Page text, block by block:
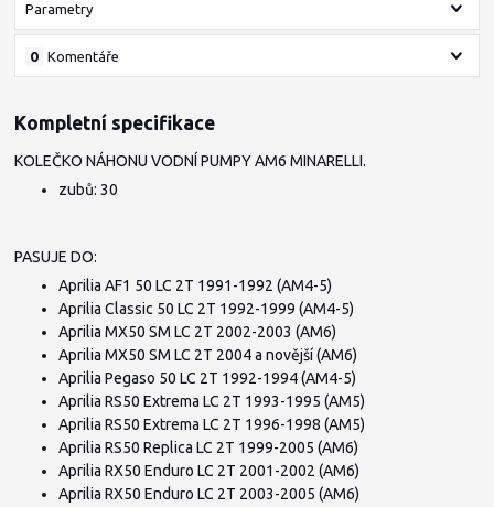
Parametry
Komentáře
0
Kompletní specifikace
KOLEČKO NÁHONU VODNÍ PUMPY AM6 MINARELLI.
zubů: 30
PASUJE DO:
Aprilia AF1 50 LC 2T 1991-1992 (AM4-5)
Aprilia Classic 50 LC 2T 1992-1999 (AM4-5)
Aprilia MX50 SM LC 2T 2002-2003 (AM6)
Aprilia MX50 SM LC 2T 2004 a novější (AM6)
Aprilia Pegaso 50 LC 2T 1992-1994 (AM4-5)
Aprilia RS50 Extrema LC 2T 1993-1995 (AM5)
Aprilia RS50 Extrema LC 2T 1996-1998 (AM5)
Aprilia RS50 Replica LC 2T 1999-2005 (AM6)
Aprilia RX50 Enduro LC 2T 2001-2002 (AM6)
Aprilia RX50 Enduro LC 2T 2003-2005 (AM6)